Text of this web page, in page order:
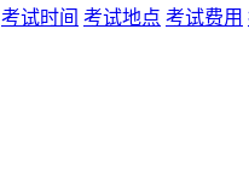
考试时间 考试地点 考试费用